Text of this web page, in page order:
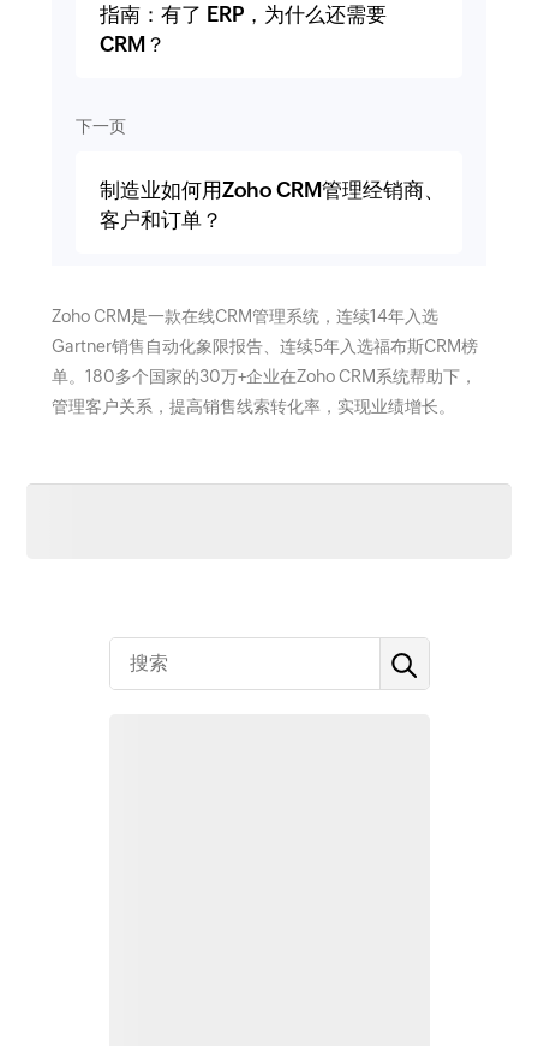
指南：有了 ERP，为什么还需要
CRM？
下一页
制造业如何用Zoho CRM管理经销商、
客户和订单？
Zoho CRM是一款在线CRM管理系统，连续14年入选
Gartner销售自动化象限报告、连续5年入选福布斯CRM榜
单。180多个国家的30万+企业在Zoho CRM系统帮助下，
管理客户关系，提高销售线索转化率，实现业绩增长。